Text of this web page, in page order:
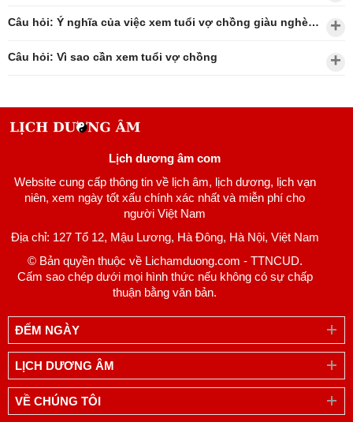
Câu hỏi: Ý nghĩa của việc xem tuổi vợ chồng giàu nghèo?
Câu hỏi: Vì sao cần xem tuổi vợ chồng
Lịch dương âm com
Website cung cấp thông tin về lịch âm, lịch dương, lịch vạn
niên, xem ngày tốt xấu chính xác nhất và miễn phí cho
người Việt Nam
Địa chỉ: 127 Tổ 12, Mậu Lương, Hà Đông, Hà Nội, Việt Nam
© Bản quyền thuộc về Lichamduong.com - TTNCUD.
Cấm sao chép dưới mọi hình thức nếu không có sự chấp
thuận bằng văn bản.
ĐẾM NGÀY
LỊCH DƯƠNG ÂM
VỀ CHÚNG TÔI